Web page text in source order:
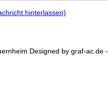
hinterlassen)
Designed by graf-ac.de -